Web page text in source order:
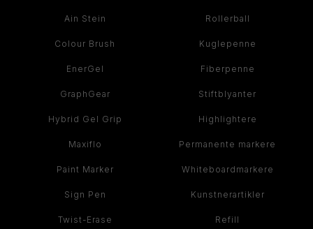
Ain Stein
Colour Brush
EnerGel
GraphGear
Hybrid Gel Grip
Maxiflo
Paint Marker
Sign Pen
Twist-Erase
Rollerball
Kuglepenne
Fiberpenne
Stiftblyanter
Highlightere
Permanente markere
Whiteboardmarkere
Kunstnerartikler
Refill